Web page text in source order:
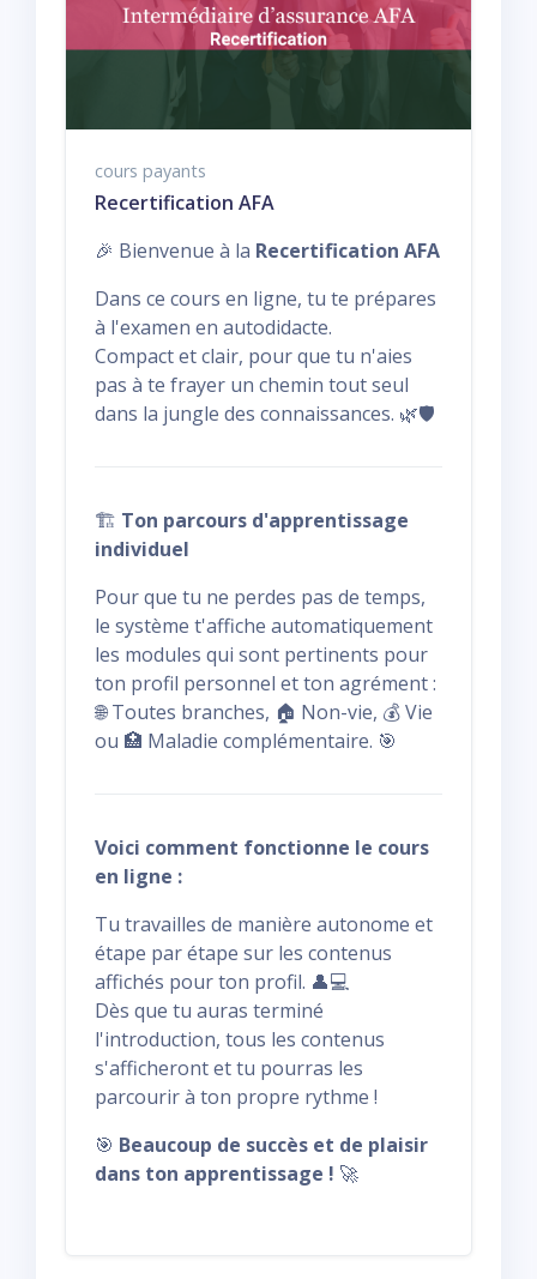
cours payants
Recertification AFA
🎉 Bienvenue à la Recertification AFA
Dans ce cours en ligne, tu te prépares
à l'examen en autodidacte.
Compact et clair, pour que tu n'aies
pas à te frayer un chemin tout seul
dans la jungle des connaissances. 🌿🛡️
🏗️ Ton parcours d'apprentissage
individuel
Pour que tu ne perdes pas de temps,
le système t'affiche automatiquement
les modules qui sont pertinents pour
ton profil personnel et ton agrément :
🌐 Toutes branches, 🏠 Non-vie, 💰 Vie
ou 🏥 Maladie complémentaire. 🎯
Voici comment fonctionne le cours
en ligne :
Tu travailles de manière autonome et
étape par étape sur les contenus
affichés pour ton profil. 👤💻
Dès que tu auras terminé
l'introduction, tous les contenus
s'afficheront et tu pourras les
parcourir à ton propre rythme !
🎯 Beaucoup de succès et de plaisir
dans ton apprentissage ! 🚀